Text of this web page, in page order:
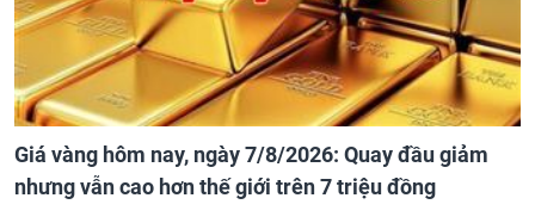
Giá vàng hôm nay, ngày 7/8/2026: Quay đầu giảm
nhưng vẫn cao hơn thế giới trên 7 triệu đồng